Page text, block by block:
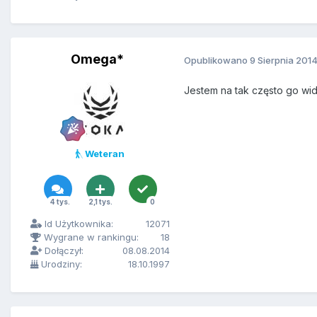
Omega*
Weteran
4 tys. 2,1 tys. 0
Id Użytkownika:
12071
Wygrane w rankingu:
18
Dołączył:
08.08.2014
Urodziny:
18.10.1997
Opublikowano 9 Sierpnia 2014
Jestem na tak często go